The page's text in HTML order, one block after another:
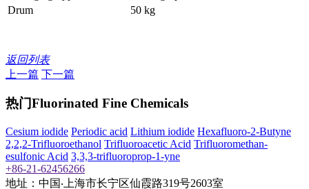
Drum
50 kg
返回列表
上一篇 下一篇
热门Fluorinated Fine Chemicals
Cesium iodide Periodic acid Lithium iodide Hexafluoro-2-Butyne
2,2,2-Trifluoroethanol Trifluoroacetic Acid Trifluoromethan-
esulfonic Acid 3,3,3-trifluoroprop-1-yne
+86-21-62456266
地址：中国‧上海市长宁区仙霞路319号2603室